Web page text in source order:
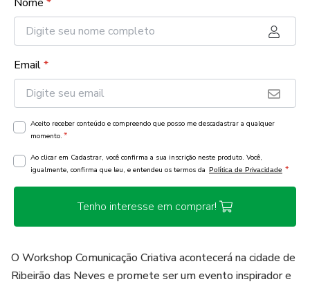
Email*
Aceito receber conteúdo e compreendo que posso me descadastrar a qualquer
momento. *
Ao clicar em Cadastrar, você confirma a sua inscrição neste produto. Você,
igualmente, confirma que leu, e entendeu os termos da Política de Privacidade *
Tenho interesse em comprar!
O Workshop Comunicação Criativa acontecerá na cidade de
Ribeirão das Neves e promete ser um evento inspirador e